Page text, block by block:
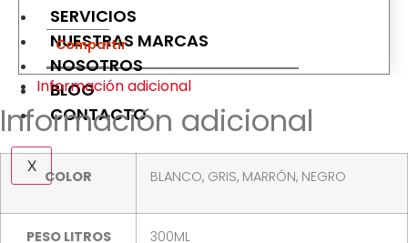
SERVICIOS
NUESTRAS MARCAS
NOSOTROS
BLOG
CONTACTO
X
Compartir
Información adicional
Información adicional
COLOR BLANCO, GRIS, MARRÓN, NEGRO
PESO LITROS 300ML